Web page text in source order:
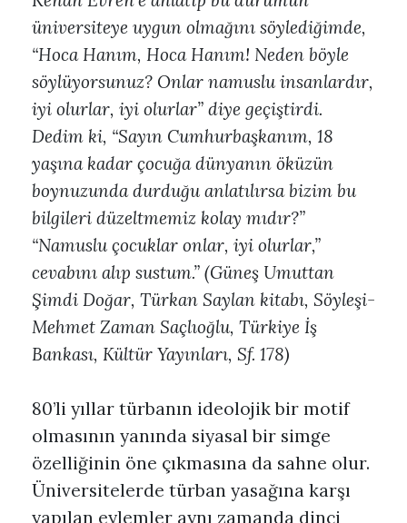
üniversiteye uygun olmağını söylediğimde,
“Hoca Hanım, Hoca Hanım! Neden böyle
söylüyorsunuz? Onlar namuslu insanlardır,
iyi olurlar, iyi olurlar” diye geçiştirdi.
Dedim ki, “Sayın Cumhurbaşkanım, 18
yaşına kadar çocuğa dünyanın öküzün
boynuzunda durduğu anlatılırsa bizim bu
bilgileri düzeltmemiz kolay mıdır?”
“Namuslu çocuklar onlar, iyi olurlar,”
cevabını alıp sustum.” (Güneş Umuttan
Şimdi Doğar, Türkan Saylan kitabı, Söyleşi-
Mehmet Zaman Saçlıoğlu, Türkiye İş
Bankası, Kültür Yayınları, Sf. 178)
80’li yıllar türbanın ideolojik bir motif
olmasının yanında siyasal bir simge
özelliğinin öne çıkmasına da sahne olur.
Üniversitelerde türban yasağına karşı
yapılan eylemler aynı zamanda dinci